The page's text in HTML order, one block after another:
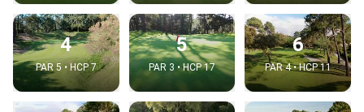
4
PAR 5 • HCP 7
5
PAR 3 • HCP 17
6
PAR 4 • HCP 11